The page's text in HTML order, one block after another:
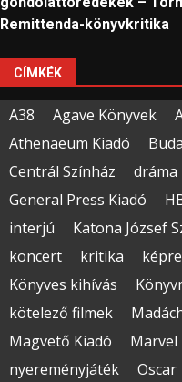
Remittenda-könyvkritika
CÍMKÉK
A38 Agave Könyvek
Athenaeum Kiadó
Centrál Színház
dráma
General Press Kiadó
interjú
Katona József
koncert
kritika
Könyves kihívás
kötelező filmek
Magvető Kiadó
Marvel
nyereményjáték
Oscar